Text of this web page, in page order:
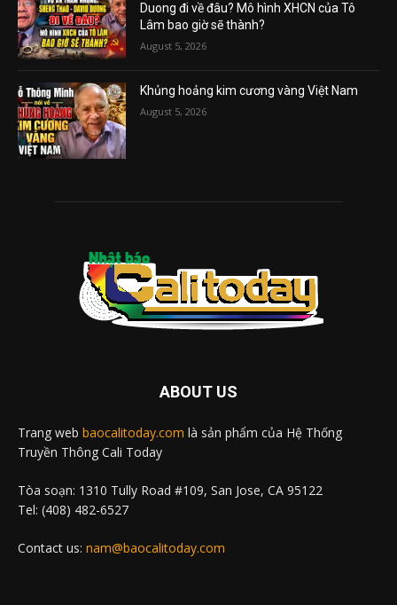
Duong đi về đâu? Mô hình XHCN của Tô
Lâm bao giờ sẽ thành?
August 5, 2026
Khủng hoảng kim cương vàng Việt Nam
August 5, 2026
ABOUT US
Trang web baocalitoday.com là sản phẩm của Hệ Thống
Truyền Thông Cali Today
Tòa soạn: 1310 Tully Road #109, San Jose, CA 95122
Tel: (408) 482-6527
Contact us: nam@baocalitoday.com